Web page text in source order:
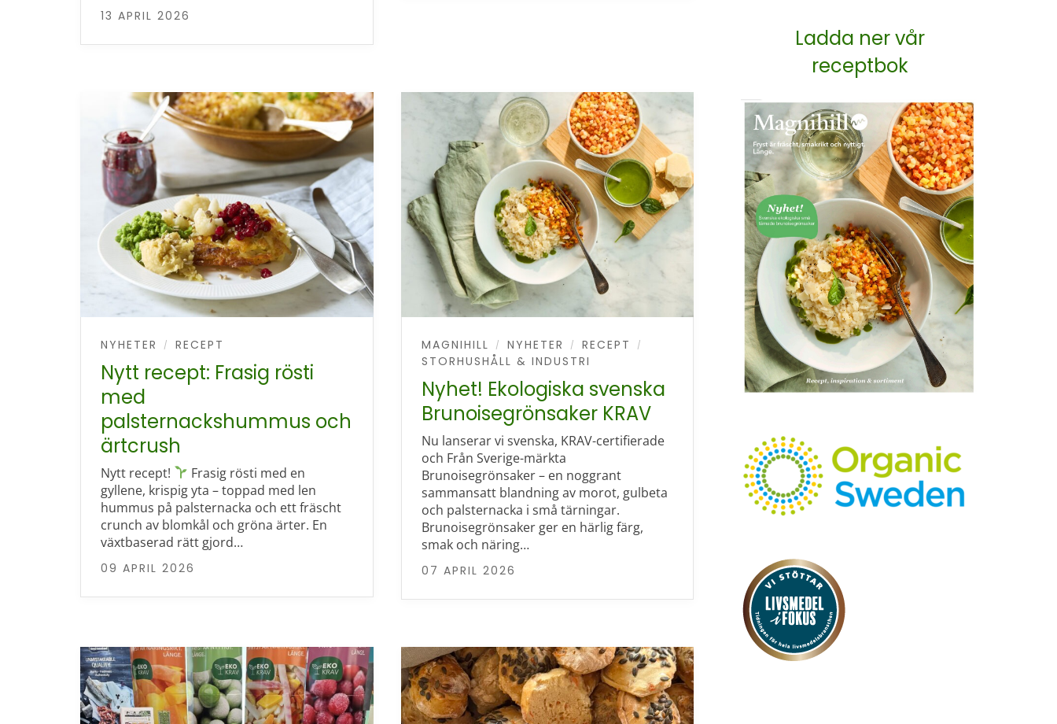
13 APRIL 2026
NYHETER / RECEPT
Nytt recept: Frasig rösti
med
palsternackshummus och
ärtcrush
Nytt recept!
Frasig rösti med en
gyllene, krispig yta – toppad med len
hummus på palsternacka och ett fräscht
crunch av blomkål och gröna ärter. En
växtbaserad rätt gjord…
09 APRIL 2026
MAGNIHILL / NYHETER / RECEPT /
STORHUSHÅLL & INDUSTRI
Nyhet! Ekologiska svenska
Brunoisegrönsaker KRAV
Nu lanserar vi svenska, KRAV-certifierade
och Från Sverige-märkta
Brunoisegrönsaker – en noggrant
sammansatt blandning av morot, gulbeta
och palsternacka i små tärningar.
Brunoisegrönsaker ger en härlig färg,
smak och näring…
07 APRIL 2026
Ladda ner vår
receptbok